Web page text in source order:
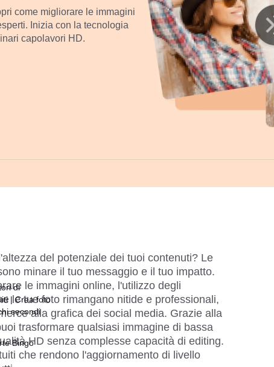
come migliorare le immagini
Inizia con la tecnologia
capolavori HD.
del potenziale dei tuoi contenuti? Le
minare il tuo messaggio e il tuo impatto.
le immagini online, l'utilizzo degli
le tue foto rimangano nitide e professionali,
alla grafica dei social media. Grazie alla
trasformare qualsiasi immagine di bassa
HD senza complesse capacità di editing.
che rendono l'aggiornamento di livello
di
| Crea foto
secondi
Bingo